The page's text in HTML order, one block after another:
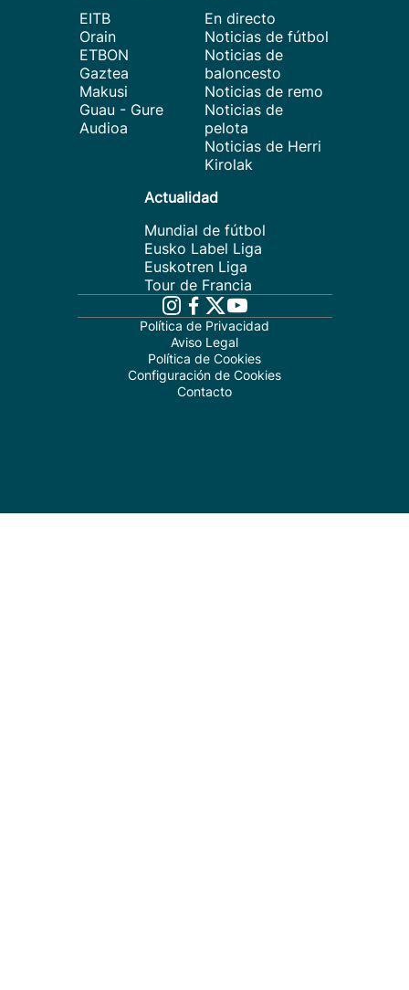
EITB
Orain
ETBON
Gaztea
Makusi
Guau - Gure
Audioa
En directo
Noticias de fútbol
Noticias de
baloncesto
Noticias de remo
Noticias de
pelota
Noticias de Herri
Kirolak
Actualidad
Mundial de fútbol
Eusko Label Liga
Euskotren Liga
Tour de Francia
Política de Privacidad
Aviso Legal
Política de Cookies
Configuración de Cookies
Contacto